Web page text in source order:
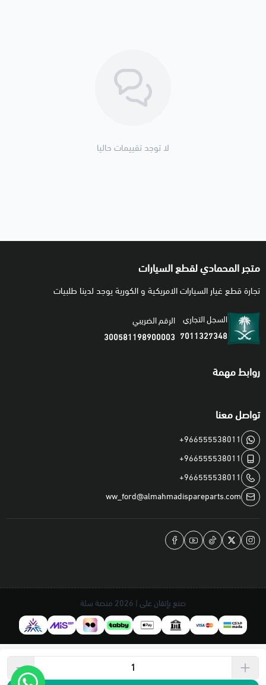
لا توجد تقييمات حاليا
متجر المحمادي لقطع السيارات
تجارة قطع غيار السيارات الامريكية و الكورية يوجد لدينا طلبيات
السجل التجاري
7011327348
الرقم الضريبي
300581198900003
روابط مهمة
تواصل معنا
+966555538011
+966555538011
+966555538011
ww_ford@almahmadispareparts.com
صنع بإتقان على | 2026 منصة سلة